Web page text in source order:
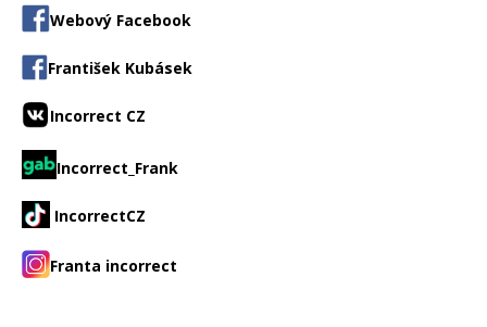
Webový Facebook
František Kubásek
Incorrect CZ
Incorrect_Frank
IncorrectCZ
Franta incorrect